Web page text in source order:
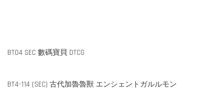
BT04 SEC 數碼寶貝 DTCG
BT4-114 (SEC) 古代加魯魯獸 エンシェントガルルモン